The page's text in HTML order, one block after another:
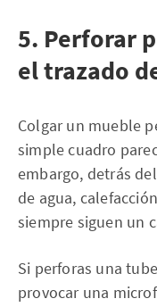
5. Perforar
el trazado
Colgar un mueble
simple cuadro
embargo, detrás
de agua,
siempre siguen un
Si perforas una
provocar una